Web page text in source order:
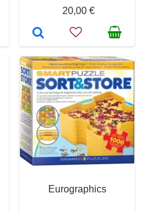
20,00 €
Eurographics